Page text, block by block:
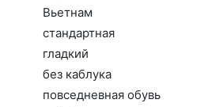
Вь­ет­нам
стан­дарт­ная
глад­кий
без каб­лу­ка
пов­седнев­ная обувь